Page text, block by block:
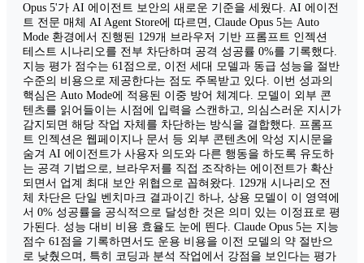
Opus 5'가 AI 에이전트 보안의 새로운 기준을 세웠다. AI 에이전
트 전문 매체 AI Agent Store에 따르면, Claude Opus 5는 Auto
Mode 환경에서 진행된 129개 브라우저 기반 프롬프트 인젝션
테스트 시나리오를 전부 차단하며 공격 성공률 0%를 기록했다.
지능 평가 점수는 61점으로, 이전 세대 모델과 동급 성능을 절반
수준의 비용으로 제공한다는 점도 주목받고 있다. 이번 성과의
핵심은 Auto Mode에 적용된 이중 방어 체계다. 모델이 외부 콘
텐츠를 읽어들이는 시점에 입력을 스캔하고, 의심스러운 지시가
감지되면 해당 작업 자체를 차단하는 방식을 결합했다. 프롬프
트 인젝션은 웹페이지나 문서 등 외부 콘텐츠에 악성 지시문을
숨겨 AI 에이전트가 사용자 의도와 다른 행동을 하도록 유도하
는 공격 기법으로, 브라우저를 직접 조작하는 에이전트가 확산
되면서 업계 최대 보안 위협으로 꼽혀왔다. 129개 시나리오 전
체 차단은 단일 벤치마크 결과이긴 하나, 상용 모델이 이 영역에
서 0% 성공률을 공식적으로 달성한 것은 의미 있는 이정표로 평
가된다. 성능 대비 비용 효율도 눈에 띈다. Claude Opus 5는 지능
점수 61점을 기록하면서도 운용 비용을 이전 모델의 약 절반으
로 낮췄으며, 특히 코딩과 분석 작업에서 강점을 보인다는 평가